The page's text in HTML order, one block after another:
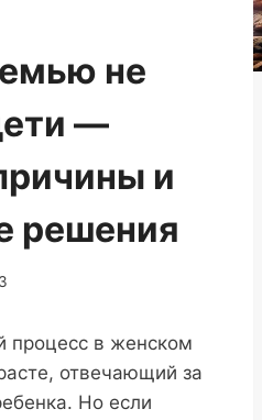
не
—
и
решения
процесс в женском
отвечающий за
Но если